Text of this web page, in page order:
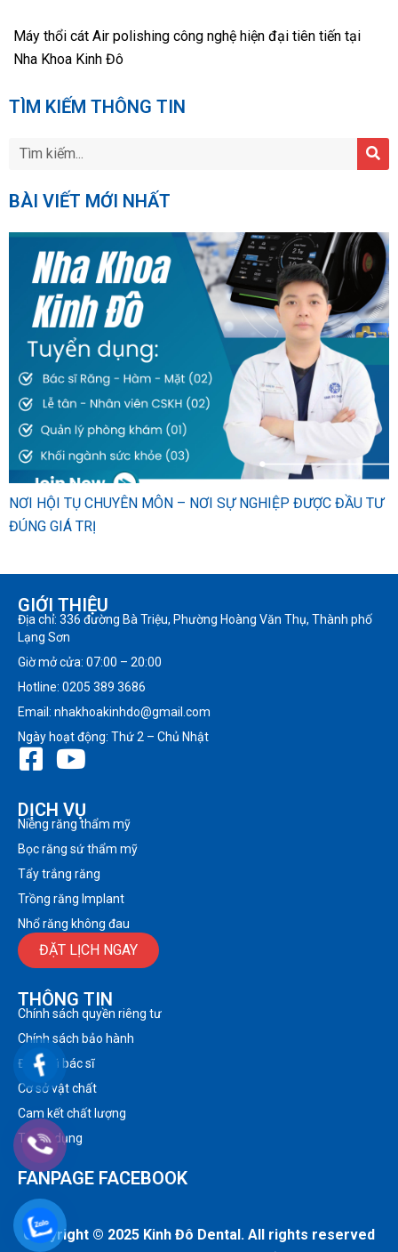
Máy thổi cát Air polishing công nghệ hiện đại tiên tiến tại
Nha Khoa Kinh Đô
TÌM KIẾM THÔNG TIN
BÀI VIẾT MỚI NHẤT
NƠI HỘI TỤ CHUYÊN MÔN – NƠI SỰ NGHIỆP ĐƯỢC ĐẦU TƯ
ĐÚNG GIÁ TRỊ
GIỚI THIỆU
Địa chỉ: 336 đường Bà Triệu, Phường Hoàng Văn Thụ, Thành phố
Lạng Sơn
Giờ mở cửa: 07:00 – 20:00
Hotline: 0205 389 3686
Email: nhakhoakinhdo@gmail.com
Ngày hoạt động: Thứ 2 – Chủ Nhật
DỊCH VỤ
Niềng răng thẩm mỹ
Bọc răng sứ thẩm mỹ
Tẩy trắng răng
Trồng răng Implant
Nhổ răng không đau
ĐẶT LỊCH NGAY
THÔNG TIN
Chính sách quyền riêng tư
Chính sách bảo hành
Đội ngũ bác sĩ
Cơ sở vật chất
Cam kết chất lượng
Tuyển dụng
FANPAGE FACEBOOK
Copyright © 2025 Kinh Đô Dental. All rights reserved